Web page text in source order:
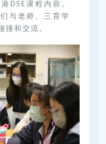
DSE课程内容。
与老师、三育学
撞和交流。